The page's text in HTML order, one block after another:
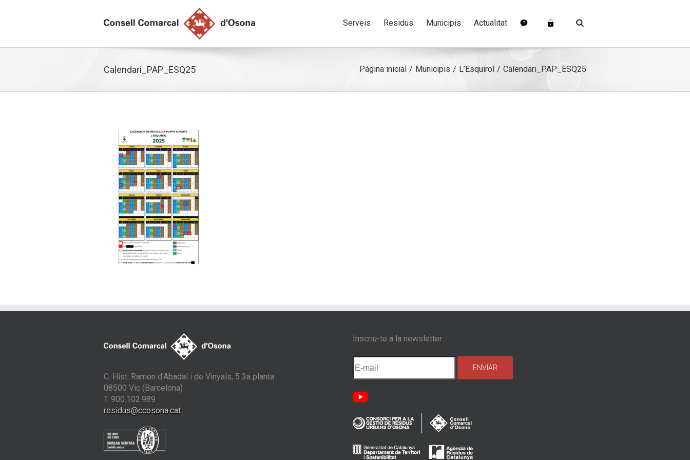
Serveis Residus Municipis Actualitat
Calendari_PAP_ESQ25 Pàgina inicial Municipis L’Esquirol Calendari_PAP_ESQ25
C. Hist. Ramon d'Abadal i de Vinyals, 5 3a planta
08500 Vic (Barcelona)
T. 900.102.989
residus@ccosona.cat
Inscriu-te a la newsletter